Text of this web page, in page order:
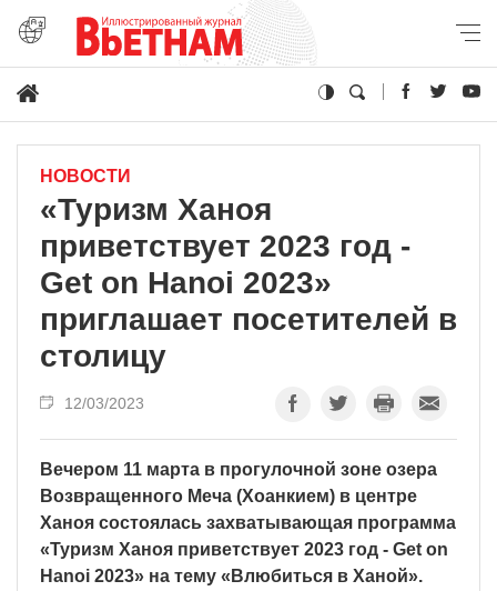
НОВОСТИ
«Туризм Ханоя
приветствует 2023 год -
Get on Hanoi 2023»
приглашает посетителей в
столицу
12/03/2023
Вечером 11 марта в прогулочной зоне озера
Возвращенного Меча (Хоанкием) в центре
Ханоя состоялась захватывающая программа
«Туризм Ханоя приветствует 2023 год - Get on
Hanoi 2023» на тему «Влюбиться в Ханой».